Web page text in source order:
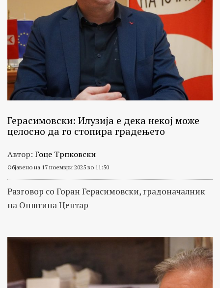
Герасимовски: Илузија е дека некој може
целосно да го стопира градењето
Автор: Гоце Трпковски
Објавено на 17 ноември 2025 во 11:50
Разговор со Горан Герасимовски, градоначалник
на Општина Центар